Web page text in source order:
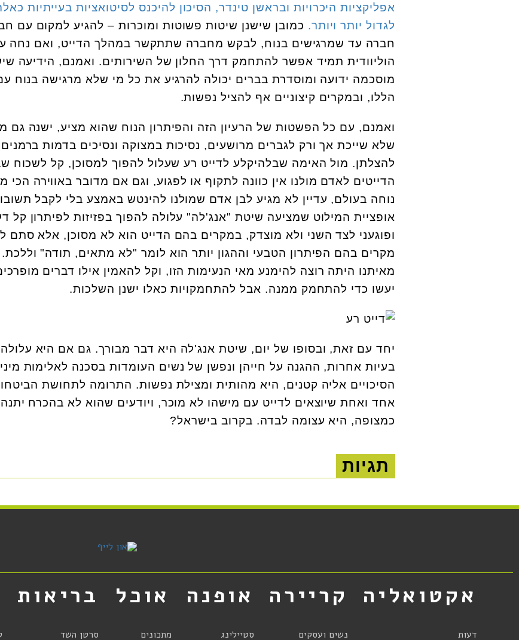
אפליקציות היכרויות ובראשן טינדר, הסיכון להיכנס לסיטואציות בעייתיות
לגדול יותר ויותר. כמובן שישנן שיטות פשוטות ומוכרות – להגיע למקום עם
חברה עד שמרגישים בנוח, לבקש מחברה שתתקשר במהלך הדייט, ואם נחה
הוליוודית תמיד אפשר להתחמק דרך החלון של השירותים. ואמנם, הידיעה
מוסכמה ידועה ומוסדרת בברים יכולה להרגיע את כל מי שלא מרגישה בנוח
הללו, ובמקרים קיצוניים אף להציל נפשות.
ואמנם, עם כל הפשטות של הרעיון הזה והפיתרון הנוח שהוא מציע, ישנה גם
שלא שייכת אך ורק לגברים מרושעים, נסיכות במצוקה ונסיכים בדמות
להצלתן. מול האימה שבלהיקלע לדייט רע שעלול להפוך למסוכן, קל לשכוח
הדייטים לאדם מולנו אין כוונה לתקוף או לפגוע, וגם אם מדובר באווירה הכי
נוחה בעולם, עדיין לא מגיע לבן אדם שמולנו להינטש באמצע בלי לקבל
אופציית המילוט שמציעה שיטת "אנג'לה" עלולה להפוך בפזיזות לפיתרון קל
ופוגעני לצד השני ולא מוצדק, במקרים בהם הדייט הוא לא מסוכן, אלא סתם
מקרים בהם הפיתרון הטבעי וההגון יותר הוא לומר "לא מתאים, תודה"
מאיתנו היתה רוצה להימנע מאי הנעימות הזו, וקל להאמין אילו דברים
יעשו כדי להתחמק ממנה. אבל להתחמקויות כאלו ישנן השלכות.
יחד עם זאת, ובסופו של יום, שיטת אנג'לה היא דבר מבורך. גם אם היא עלולה
בעיות אחרות, ההגנה על חייהן ונפשן של נשים העומדות בסכנה לאלימות
הסיכויים אליה קטנים, היא מהותית ומצילת נפשות. התרומה לתחושת
אחד ואחת שיוצאים לדייט עם מישהו לא מוכר, ויודעים שהוא לא בהכרח
כמצופה, היא עצומה לבדה. בקרוב בישראל?
תגיות
אקטואליה
דעות
קריירה
נשים ועסקים
אופנה
סטיילינג
אוכל
מתכונים
בריאות
סרטן השד